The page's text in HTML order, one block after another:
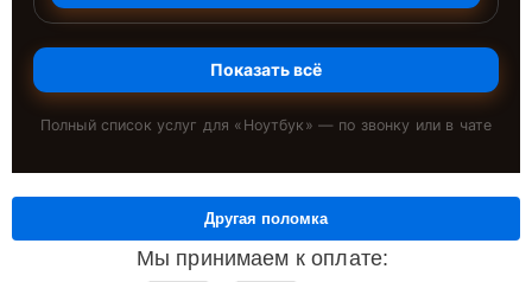
Показать всё
Полный список услуг для « Ноутбук » — по звонку или в чате
Мы принимаем к оплате:
Другая поломка